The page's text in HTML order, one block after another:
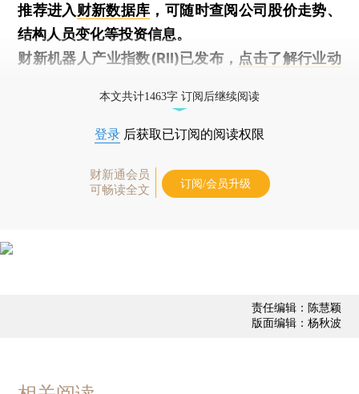
推荐进入财新数据库 ，可随时查阅公司股价走势、
结构人员变化等投资信息。
财新机器人产业指数(RII)已发布， 点击了解行业动
本文共计1463字 订阅后继续阅读
登录 后获取已订阅的阅读权限
财新通会员
可畅读全文
订阅/会员升级
责任编辑：陈慧颖
版面编辑：杨秋波